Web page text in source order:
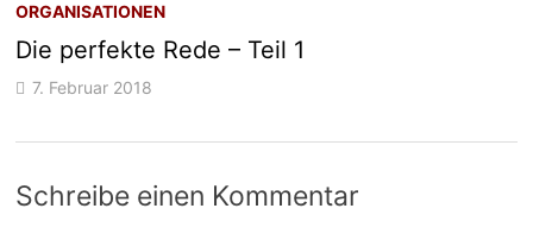
ORGANISATIONEN
Die perfekte Rede – Teil 1
7. Februar 2018
Schreibe einen Kommentar